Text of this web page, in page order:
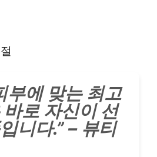
부에 맞는 최고
로 자신이 선
니다.” – 뷰티